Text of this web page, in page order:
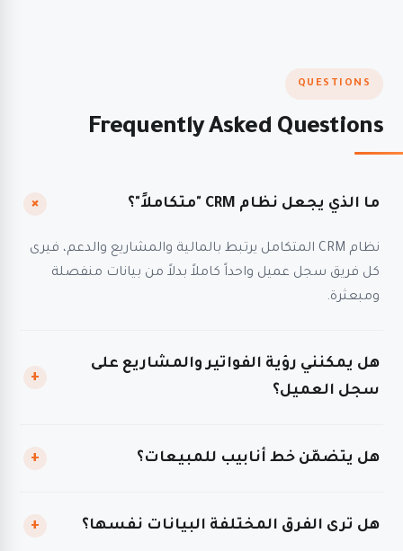
QUESTIONS
Frequently Asked Questions
ما الذي يجعل نظام CRM "متكاملاً"؟ +
نظام CRM المتكامل يرتبط بالمالية والمشاريع والدعم، فيرى
كل فريق سجل عميل واحداً كاملاً بدلاً من بيانات منفصلة
ومبعثرة.
هل يمكنني رؤية الفواتير والمشاريع على
سجل العميل؟
+
هل يتضمّن خط أنابيب للمبيعات؟ +
هل ترى الفرق المختلفة البيانات نفسها؟ +